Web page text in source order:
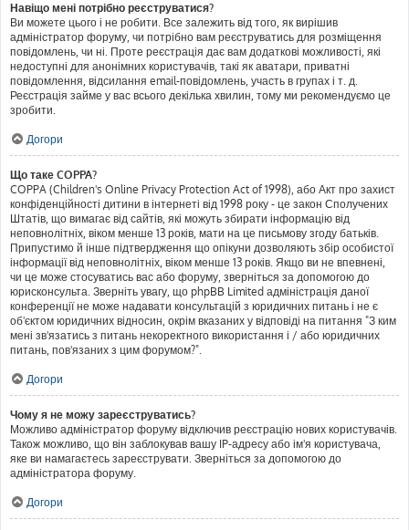
Навіщо мені потрібно реєструватися?
Ви можете цього і не робити. Все залежить від того, як вирішив
адміністратор форуму, чи потрібно вам реєструватись для розміщення
повідомлень, чи ні. Проте реєстрація дає вам додаткові можливості, які
недоступні для анонімних користувачів, такі як аватари, приватні
повідомлення, відсилання email-повідомлень, участь в групах і т. д.
Реєстрація займе у вас всього декілька хвилин, тому ми рекомендуємо це
зробити.
Догори
Що таке COPPA?
COPPA (Children's Online Privacy Protection Act of 1998), або Акт про захист
конфіденційності дитини в інтернеті від 1998 року - це закон Сполучених
Штатів, що вимагає від сайтів, які можуть збирати інформацію від
неповнолітніх, віком менше 13 років, мати на це письмову згоду батьків.
Припустимо й інше підтвердження що опікуни дозволяють збір особистої
інформації від неповнолітніх, віком менше 13 років. Якщо ви не впевнені,
чи це може стосуватись вас або форуму, зверніться за допомогою до
юрисконсульта. Зверніть увагу, що phpBB Limited адміністрація даної
конференції не може надавати консультацій з юридичних питань і не є
об'єктом юридичних відносин, окрім вказаних у відповіді на питання "З ким
мені зв'язатись з питань некоректного використання і / або юридичних
питань, пов'язаних з цим форумом?".
Догори
Чому я не можу зареєструватись?
Можливо адміністратор форуму відключив реєстрацію нових користувачів.
Також можливо, що він заблокував вашу IP-адресу або ім'я користувача,
яке ви намагаєтесь зареєструвати. Зверніться за допомогою до
адміністратора форуму.
Догори